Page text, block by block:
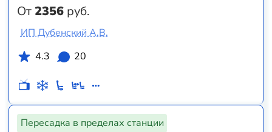
От2356 руб.
ИП Дубенский А.В.
4.3
20
Пересадка в пределах станции